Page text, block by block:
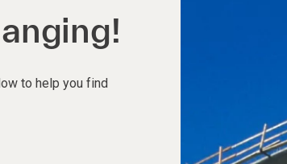
to help you find